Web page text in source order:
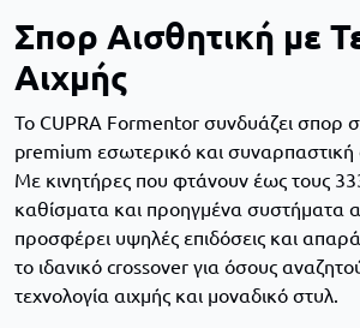
Σπορ Αισθητική με
Αιχμής
Το CUPRA Formentor συνδυάζει σπορ
premium εσωτερικό και συναρπαστική
Με κινητήρες που φτάνουν έως τους
καθίσματα και προηγμένα συστήματα
προσφέρει υψηλές επιδόσεις και
το ιδανικό crossover για όσους
τεχνολογία αιχμής και μοναδικό στυλ.